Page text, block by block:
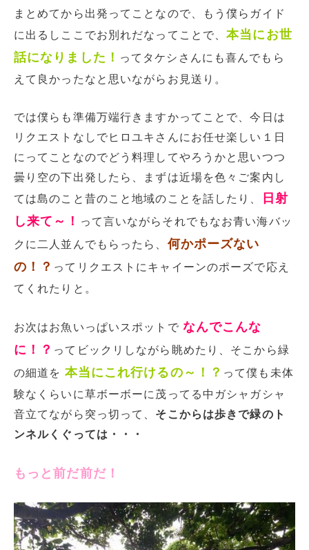
まとめてから出発ってことなので、もう僕らガイド
に出るしここでお別れだなってことで、本当にお世
話になりました！ ってタケシさんにも喜んでもら
えて良かったなと思いながらお見送り。
では僕らも準備万端行きますかってことで、今日は
リクエストなしでヒロユキさんにお任せ楽しい１日
にってことなのでどう料理してやろうかと思いつつ
曇り空の下出発したら、まずは近場を色々ご案内し
ては島のこと昔のこと地域のことを話したり、
日射
し来て～！
って言いながらそれでもなお青い海バッ
クに二人並んでもらったら、 何かポーズない
の！？ ってリクエストにキャイーンのポーズで応え
てくれたりと。
お次はお魚いっぱいスポットで なんでこんな
に！？ ってビックリしながら眺めたり、そこから緑
の細道を 本当にこれ行けるの～！？ って僕も未体
験なくらいに草ボーボーに茂ってる中ガシャガシャ
音立てながら突っ切って、 そこからは歩きで緑のト
ンネルくぐっては・・・
もっと前だ前だ！